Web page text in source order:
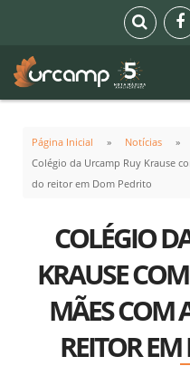
Página Inicial
Notícias
Colégio da Urcamp Ruy Krause
do reitor em Dom Pedrito
COLÉGIO
KRAUSE
MÃES COM
REITOR